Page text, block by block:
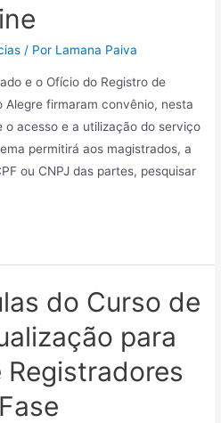
/ Por Lamana Paiva
e o Ofício do Registro de
Alegre firmaram convênio, nesta
o acesso e a utilização do serviço
permitirá aos magistrados, a
ou CNPJ das partes, pesquisar
do Curso de
para